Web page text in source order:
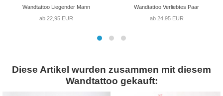
Wandtattoo Liegender Mann
ab 22,95 EUR
Wandtattoo Verliebtes Paar
ab 24,95 EUR
Diese Artikel wurden zusammen mit diesem
Wandtattoo gekauft: